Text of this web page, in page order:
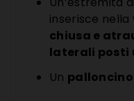
inserisce nella
chiusa e
laterali posti
Un